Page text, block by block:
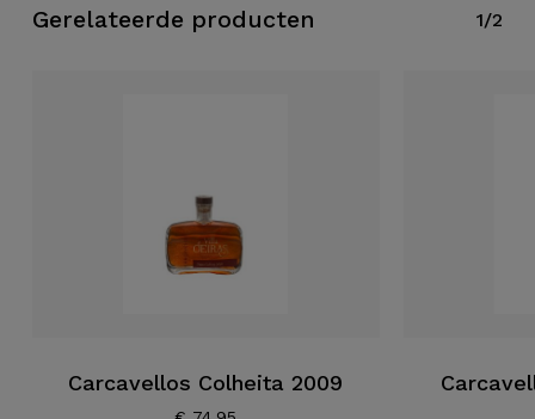
Go to shop
Gerelateerde producten 1/2
Carcavellos Colheita 2009